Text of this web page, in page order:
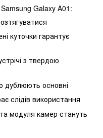
Galaxy A01:
куточки гарантує
з твердою
дублюють основні
слідів використання
модуля камер стануть